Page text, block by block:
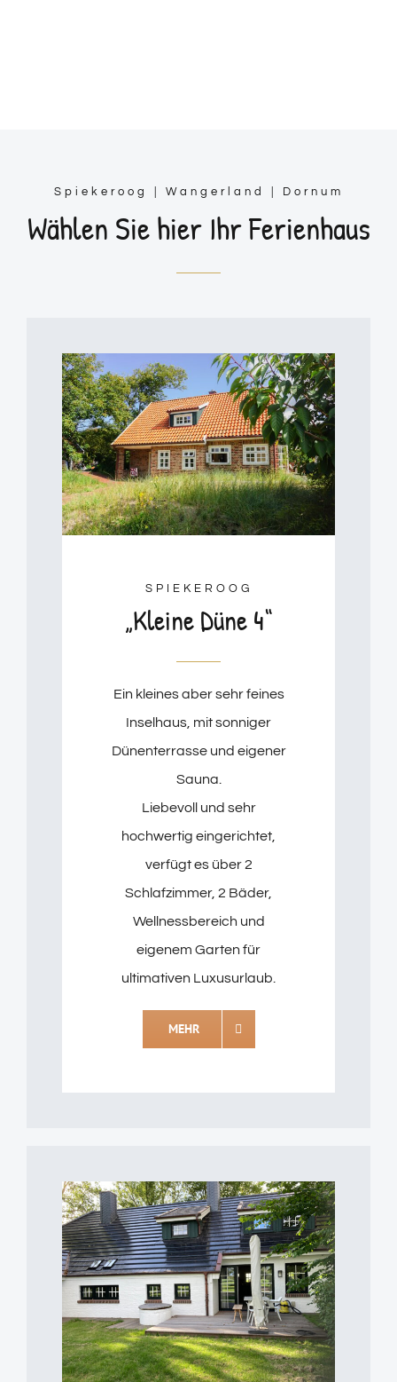
Spiekeroog | Wangerland | Dornum
Wählen Sie hier Ihr Ferienhaus
SPIEKEROOG
„Kleine Düne 4“
Ein kleines aber sehr feines
Inselhaus, mit sonniger
Dünenterrasse und eigener
Sauna.
Liebevoll und sehr
hochwertig eingerichtet,
verfügt es über 2
Schlafzimmer, 2 Bäder,
Wellnessbereich und
eigenem Garten für
ultimativen Luxusurlaub.
MEHR